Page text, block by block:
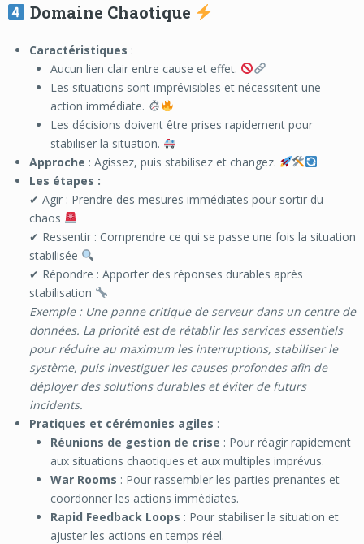
Domaine Chaotique
Caractéristiques :
Aucun lien clair entre cause et effet.
Les situations sont imprévisibles et nécessitent une
action immédiate.
Les décisions doivent être prises rapidement pour
stabiliser la situation.
Approche : Agissez, puis stabilisez et changez.
Les étapes :
✔ Agir : Prendre des mesures immédiates pour sortir du
chaos
✔ Ressentir : Comprendre ce qui se passe une fois la situation
stabilisée
✔ Répondre : Apporter des réponses durables après
stabilisation
Exemple : Une panne critique de serveur dans un centre de
données. La priorité est de rétablir les services essentiels
pour réduire au maximum les interruptions, stabiliser le
système, puis investiguer les causes profondes afin de
déployer des solutions durables et éviter de futurs
incidents.
Pratiques et cérémonies agiles :
Réunions de gestion de crise : Pour réagir rapidement
aux situations chaotiques et aux multiples imprévus.
War Rooms : Pour rassembler les parties prenantes et
coordonner les actions immédiates.
Rapid Feedback Loops : Pour stabiliser la situation et
ajuster les actions en temps réel.